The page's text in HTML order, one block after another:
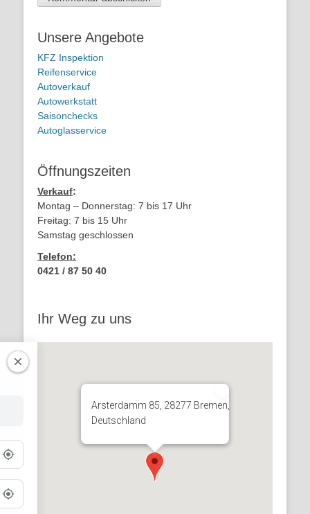
Unsere Angebote
KFZ Inspektion
Reifenservice
Autoverkauf
Autowerkstatt
Saisonchecks
Autoglasservice
Öffnungszeiten
Verkauf:
Montag – Donnerstag: 7 bis 17 Uhr
Freitag: 7 bis 15 Uhr
Samstag geschlossen
Telefon:
0421 / 87 50 40
Ihr Weg zu uns
Arsterdamm 85, 28277 Bremen,
Deutschland